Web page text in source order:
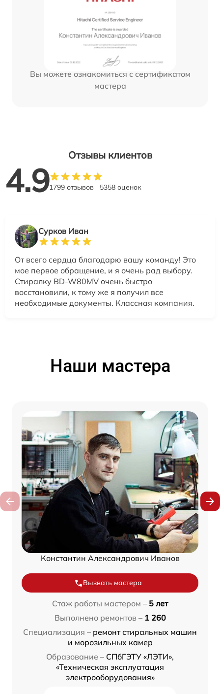
Вы можете ознакомиться с сертификатом
мастера
Отзывы клиентов
4.91799 отзывов 5358 оценок
Сурков Иван
От всего сердца благодарю вашу команду! Это
мое первое обращение, и я очень рад выбору.
Стиралку BD-W80MV очень быстро
восстановили, к тому же я получил все
необходимые документы. Классная компания.
Наши мастера
Константин Александрович Иванов
Вызвать мастера
Стаж работы мастером – 5 лет
Выполнено ремонтов – 1 260
Специализация – ремонт стиральных машин
и морозильных камер
Образование – СПбГЭТУ «ЛЭТИ»,
«Техническая эксплуатация
электрооборудования»